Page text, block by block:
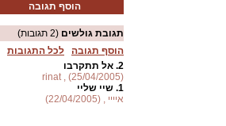
הוסף תגובה
תגובת גולשים (2 תגובות)
הוסף תגובה
לכל התגובות
2. אל תתקרבו
rinat , (25/04/2005)
1. שיי שליי
איייי , (22/04/2005)